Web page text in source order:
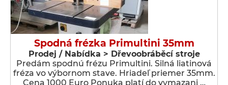
Spodná frézka Primultini 35mm
Prodej / Nabídka > Dřevoobráběcí stroje
Predám spodnú frézu Primultini. Silná liatinová
fréza vo výbornom stave. Hriadeľ priemer 35mm.
Cena 1000 Euro Ponuka platí do vymazani …